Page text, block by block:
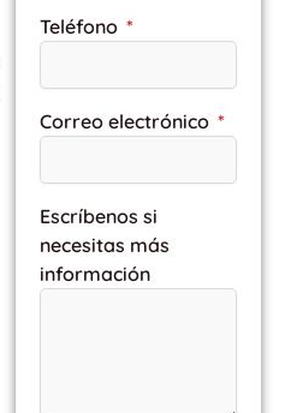
Teléfono
Correo electrónico
Escríbenos si
necesitas más
información